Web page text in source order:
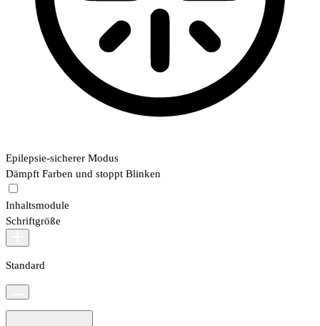
Epilepsie-sicherer Modus
Dämpft Farben und stoppt Blinken
Inhaltsmodule
Schriftgröße
Standard